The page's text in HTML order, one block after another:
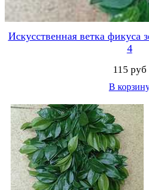
Искусственная ветка фикуса
4
115 руб
В